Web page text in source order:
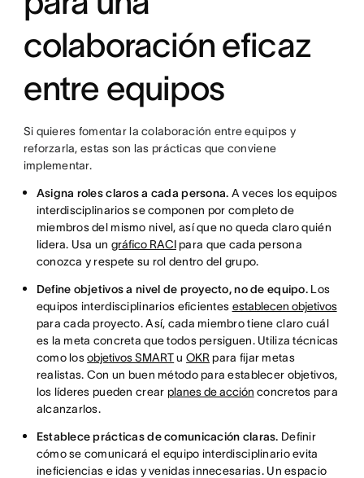
colaboración eficaz
entre equipos
Si quieres fomentar la colaboración entre equipos y
reforzarla, estas son las prácticas que conviene
implementar.
Asigna roles claros a cada persona. A veces los equipos
interdisciplinarios se componen por completo de
miembros del mismo nivel, así que no queda claro quién
lidera. Usa un gráfico RACIpara que cada persona
conozca y respete su rol dentro del grupo.
Define objetivos a nivel de proyecto, no de equipo.Los
equipos interdisciplinarios eficientes establecen objetivos
para cada proyecto. Así, cada miembro tiene claro cuál
es la meta concreta que todos persiguen. Utiliza técnicas
como losobjetivos SMARTuOKR para fijar metas
realistas. Con un buen método para establecer objetivos,
los líderes pueden crear planes de acción concretos para
alcanzarlos.
Establece prácticas de comunicación claras. Definir
cómo se comunicará el equipo interdisciplinario evita
ineficiencias e idas y venidas innecesarias. Un espacio